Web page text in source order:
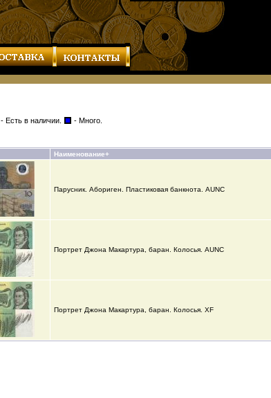
- Есть в наличии. - Много.
Наименование+
Парусник. Абориген. Пластиковая банкнота. AUNC
Портрет Джона Макартура, баран. Колосья. AUNC
Портрет Джона Макартура, баран. Колосья. XF